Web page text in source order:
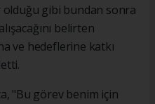
gibi bundan sonra
belirten
ve hedeflerine katkı
"Bu görev benim için